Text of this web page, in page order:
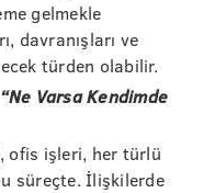
gelmekle
davranışları ve
türden olabilir.
Varsa Kendimde
ofis işleri, her türlü
süreçte. İlişkilerde